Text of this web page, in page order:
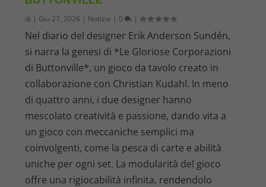
di | Giu 27, 2026 | Notizie | 0 |
Nel diario del designer Erik Anderson Sundén,
si narra la genesi di *Le Gloriose Corporazioni
di Buttonville*, un gioco da tavolo creato in
collaborazione con Christian Kudahl. In meno
di quattro anni, i due designer hanno
mescolato creatività e passione, dando vita a
un gioco con meccaniche semplici ma
coinvolgenti, come la pesca di carte e abilità
uniche per ogni set. La modularità del gioco
offre una rigiocabilità infinita, rendendolo